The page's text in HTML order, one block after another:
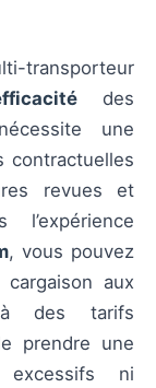
transporteur
des
une
contractuelles
revues et
, vous pouvez
aux
des tarifs
prendre une
ni